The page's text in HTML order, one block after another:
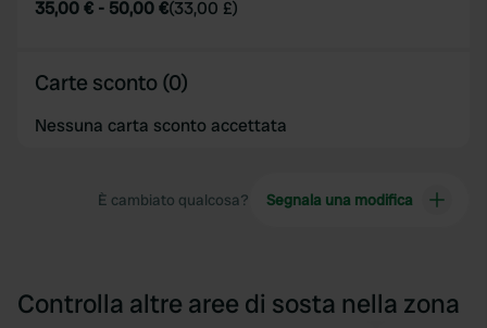
35,00 € - 50,00 €(33,00 £)
Carte sconto (0)
Nessuna carta sconto accettata
È cambiato qualcosa? Segnala una modifica
Controlla altre aree di sosta nella zona